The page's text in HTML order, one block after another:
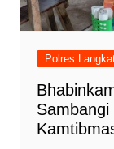
Polres